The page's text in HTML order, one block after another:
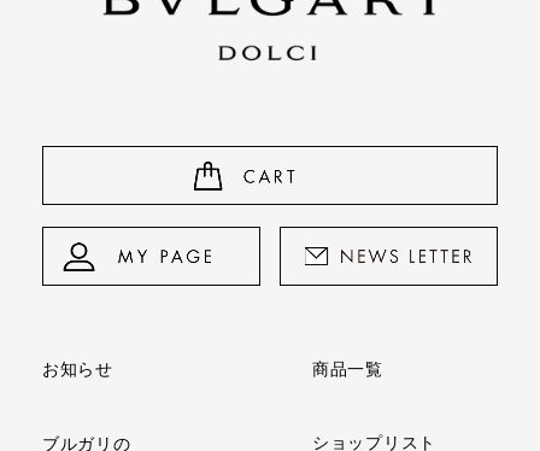
お知らせ 商品一覧
ブルガリの ショップリスト